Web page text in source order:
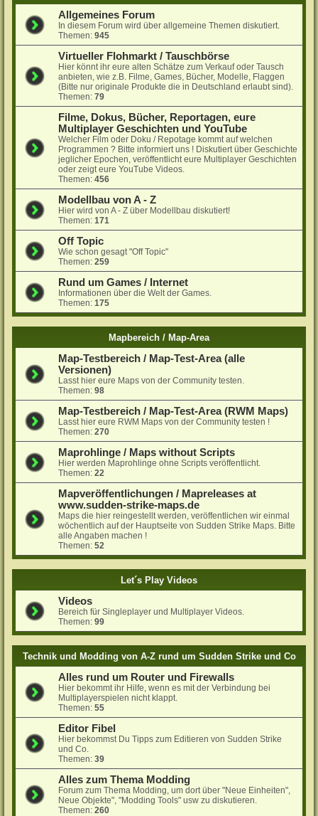
Allgemeines Forum
In diesem Forum wird über allgemeine Themen diskutiert.
Themen:945
Virtueller Flohmarkt / Tauschbörse
Hier könnt ihr eure alten Schätze zum Verkauf oder Tausch
anbieten, wie z.B. Filme, Games, Bücher, Modelle, Flaggen
(Bitte nur originale Produkte die in Deutschland erlaubt sind).
Themen:79
Filme, Dokus, Bücher, Reportagen, eure
Multiplayer Geschichten und YouTube
Welcher Film oder Doku / Repotage kommt auf welchen
Programmen ? Bitte informiert uns ! Diskutiert über Geschichte
jeglicher Epochen, veröffentlicht eure Multiplayer Geschichten
oder zeigt eure YouTube Videos.
Themen:456
Modellbau von A - Z
Hier wird von A - Z über Modellbau diskutiert!
Themen:171
Off Topic
Wie schon gesagt "Off Topic"
Themen:259
Rund um Games / Internet
Informationen über die Welt der Games.
Themen:175
Mapbereich / Map-Area
Map-Testbereich / Map-Test-Area (alle
Versionen)
Lasst hier eure Maps von der Community testen.
Themen:98
Map-Testbereich / Map-Test-Area (RWM Maps)
Lasst hier eure RWM Maps von der Community testen !
Themen:270
Maprohlinge / Maps without Scripts
Hier werden Maprohlinge ohne Scripts veröffentlicht.
Themen:22
Mapveröffentlichungen / Mapreleases at
www.sudden-strike-maps.de
Maps die hier reingestellt werden, veröffentlichen wir einmal
wöchentlich auf der Hauptseite von Sudden Strike Maps. Bitte
alle Angaben machen !
Themen:52
Let´s Play Videos
Videos
Bereich für Singleplayer und Multiplayer Videos.
Themen:99
Technik und Modding von A-Z rund um Sudden Strike und Co
Alles rund um Router und Firewalls
Hier bekommt ihr Hilfe, wenn es mit der Verbindung bei
Multiplayerspielen nicht klappt.
Themen:55
Editor Fibel
Hier bekommst Du Tipps zum Editieren von Sudden Strike
und Co.
Themen:39
Alles zum Thema Modding
Forum zum Thema Modding, um dort über "Neue Einheiten",
Neue Objekte", "Modding Tools" usw zu diskutieren.
Themen:260